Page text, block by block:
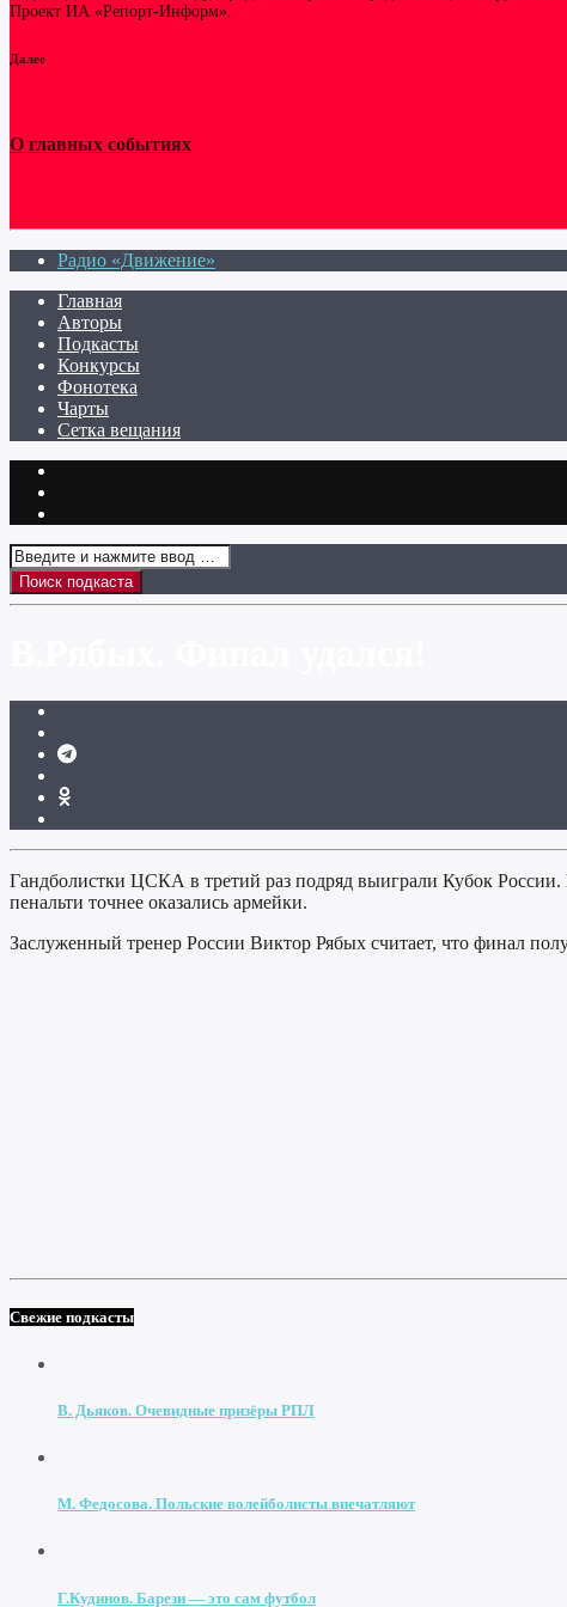
Проект ИА «Репорт-Информ».
Далее
О главных событиях
Радио «Движение»
Главная
Авторы
Подкасты
Конкурсы
Фонотека
Чарты
Сетка вещания
Гандболистки ЦСКА в третий раз подряд выиграли Кубок
пенальти точнее оказались армейки.
Заслуженный тренер России Виктор Рябых считает, что финал
Свежие подкасты
В. Дьяков. Очевидные призёры РПЛ
М. Федосова. Польские волейболисты впечатляют
Г.Кудинов. Барези — это сам футбол